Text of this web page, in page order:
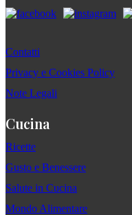
Contatti
Privacy e Cookies Policy
Note Legali
Cucina
Ricette
Gusto e Benessere
Salute in Cucina
Mondo Alimentare